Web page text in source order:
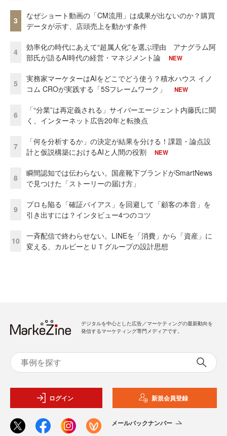
3
なぜショート動画の「CM流用」は成果が出ないのか？購買
データが示す、店頭売上を動かす条件
4
効率化の時代にあえて“超属人化”を選ぶ理由 アナグラム阿
部氏が語るAI時代の経営・マネジメント論
NEW
5
実務家マーケターはAIをどこでどう使う？積水ハウス イノ
コム CROが実践する「5Sフレームワーク」
NEW
6
「“分業”は再定義される」サイバーエージェント内藤氏に聞
く、インターネット広告20年と転換点
7
「何を分析するか」の決定が結果を分ける！課題・論点設
計と仮説構築におけるAIと人間の役割
NEW
8
瞬間認知では伝わらない。国産靴下ブランドがSmartNews
で見つけた「ストーリーの届け方」
9
プロも陥る「確証バイアス」を回避して「顧客の本音」を
引き出すには？インタビュー4つのコツ
10
一斉配信で終わらせない。LINEを「消費」から「資産」に
変える、カルビーとＵＴグループの設計思想
デジタルを中心とした広告／マーケティングの最新動向を
発信するマーケティング専門メディアです。
ログイン 新規会員登録
メールバックナンバー